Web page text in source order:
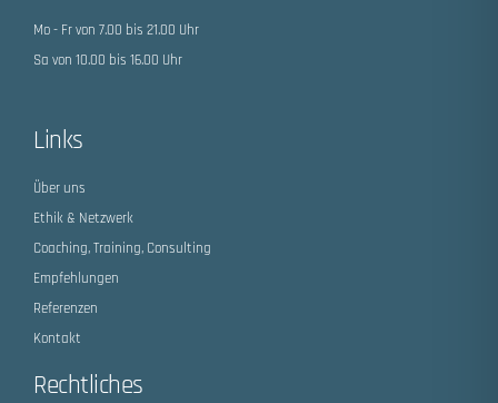
Mo - Fr von 7.00 bis 21.00 Uhr
Sa von 10.00 bis 16.00 Uhr
Links
Über uns
Ethik & Netzwerk
Coaching, Training, Consulting
Empfehlungen
Referenzen
Kontakt
Rechtliches